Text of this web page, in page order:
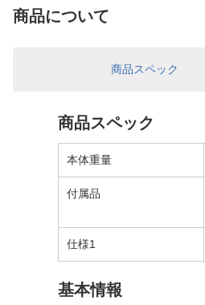
商品について
商品スペック
商品スペック
本体重量
付属品
仕様1
基本情報